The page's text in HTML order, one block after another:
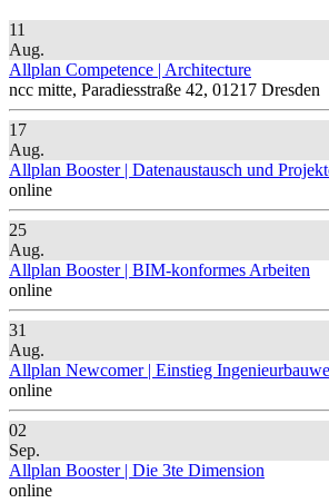
11
Aug.
Allplan Competence | Architecture
ncc mitte, Paradiesstraße 42, 01217 Dresden
17
Aug.
Allplan Booster | Datenaustausch und
online
25
Aug.
Allplan Booster | BIM-konformes Arbeiten
online
31
Aug.
Allplan Newcomer | Einstieg
online
02
Sep.
Allplan Booster | Die 3te Dimension
online